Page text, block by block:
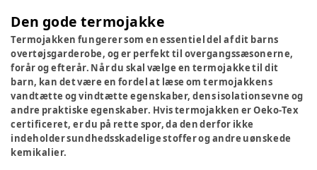
Den gode termojakke
Termojakken fungerer som en essentiel del af dit barns
overtøjsgarderobe, og er perfekt til overgangssæsonerne,
forår og efterår. Når du skal vælge en termojakke til dit
barn, kan det være en fordel at læse om termojakkens
vandtætte og vindtætte egenskaber, dens isolationsevne og
andre praktiske egenskaber. Hvis termojakken er Oeko-Tex
certificeret, er du på rette spor, da den derfor ikke
indeholder sundhedsskadelige stoffer og andre uønskede
kemikalier.